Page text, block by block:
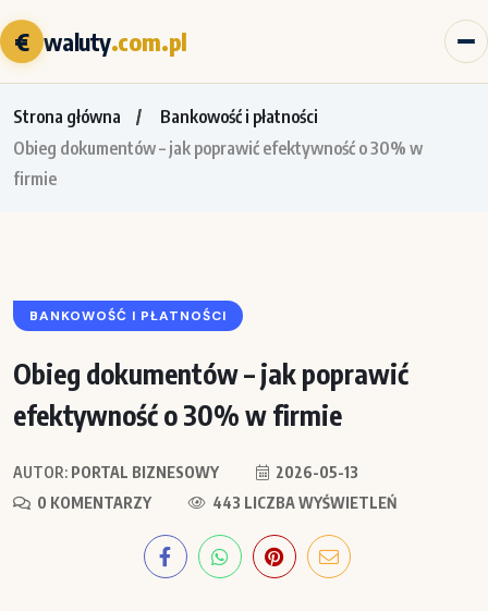
€ waluty.com.pl
Strona główna
Bankowość i płatności
Obieg dokumentów – jak poprawić efektywność o 30% w
firmie
BANKOWOŚĆ I PŁATNOŚCI
Obieg dokumentów – jak poprawić
efektywność o 30% w firmie
AUTOR: PORTAL BIZNESOWY
2026-05-13
0 KOMENTARZY
443 LICZBA WYŚWIETLEŃ